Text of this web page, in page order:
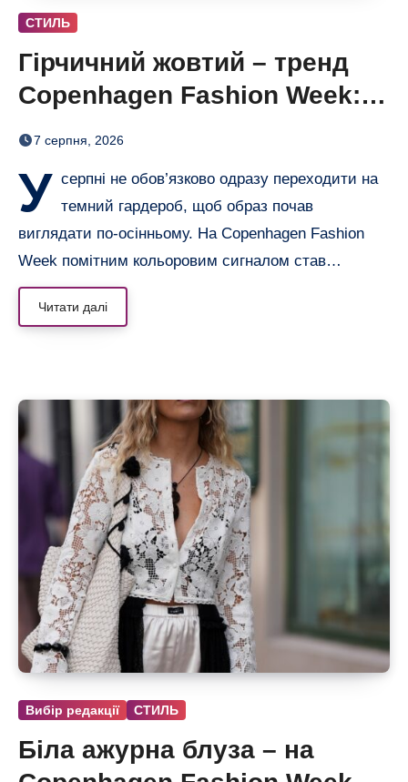
СТИЛЬ
Гірчичний жовтий – тренд
Copenhagen Fashion Week: 6
образів, що переводять літо
7 серпня, 2026
У серпні не обов’язково одразу переходити на
темний гардероб, щоб образ почав
виглядати по-осінньому. На Copenhagen Fashion
Week помітним кольоровим сигналом став…
Читати далі
Вибір редакції СТИЛЬ
Біла ажурна блуза – на